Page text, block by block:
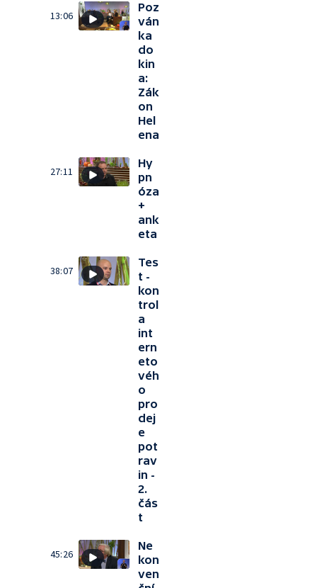
13:06
Poz
ván
ka
do
kin
a:
Zák
on
Hel
ena
27:11
Hy
pn
óza
+
ank
eta
38:07
Tes
t -
kon
trol
a
int
ern
eto
véh
o
pro
dej
e
pot
rav
in -
2.
čás
t
45:26
Ne
kon
ven